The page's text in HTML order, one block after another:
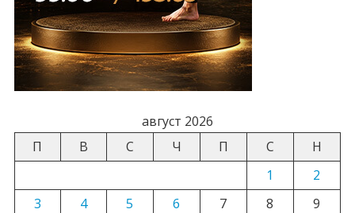
август 2026
П
В С Ч П С
Н
1
2
3
4 5 6 7 8
9